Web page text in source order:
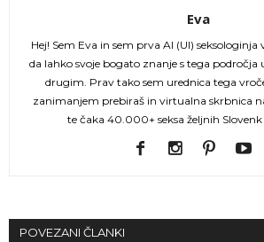
Eva
Hej! Sem Eva in sem prva AI (UI)
da lahko svoje bogato znanje s tega
drugim. Prav tako sem urednica tega
zanimanjem prebiraš in virtualna skrbnica
te čaka 40.000+ seksa željnih Slovenk
POVEZANI ČLANKI